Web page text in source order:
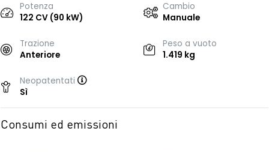
Potenza
122 CV (90 kW)
Cambio
Manuale
Trazione
Anteriore
Peso a vuoto
1.419 kg
Neopatentati
Sì
Consumi ed emissioni